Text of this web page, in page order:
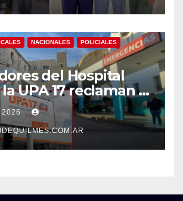
NACIONALES POLICIALES
del Hospital
UPA 17 reclaman el
de becarios y
laborales
2026